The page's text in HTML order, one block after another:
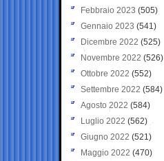
Febbraio 2023 (505)
Gennaio 2023 (541)
Dicembre 2022 (525)
Novembre 2022 (526)
Ottobre 2022 (552)
Settembre 2022 (584)
Agosto 2022 (584)
Luglio 2022 (562)
Giugno 2022 (521)
Maggio 2022 (470)